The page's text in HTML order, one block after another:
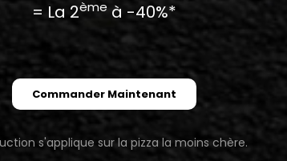
= La 2ème à -40%*
Commander Maintenant
s'applique sur la pizza la moins chère.